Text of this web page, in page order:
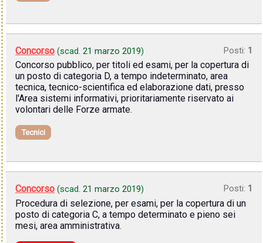
Concorso (scad. 21 marzo 2019) Posti: 1
Concorso pubblico, per titoli ed esami, per la copertura di
un posto di categoria D, a tempo indeterminato, area
tecnica, tecnico-scientifica ed elaborazione dati, presso
l'Area sistemi informativi, prioritariamente riservato ai
volontari delle Forze armate.
Tecnici
Concorso (scad. 21 marzo 2019) Posti: 1
Procedura di selezione, per esami, per la copertura di un
posto di categoria C, a tempo determinato e pieno sei
mesi, area amministrativa.